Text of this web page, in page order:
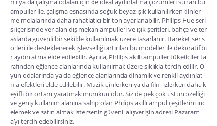
mı ya da çalışma odaları için de ideal aydınlatma çözümleri sunan bu
ampuller ile, çalışma esnasında soğuk beyaz ışık kullanılırken dinlen
me molalarında daha rahatlatıcı bir ton ayarlanabilir. Philips Hue seri
si içerisinde yer alan dış mekan ampulleri ve ışık şeritleri, bahçe ve ter
aslarda güvenli bir şekilde kullanılmak üzere tasarlanır. Hareket sens
örleri ile desteklenerek işlevselliği artırılan bu modeller ile dekoratif bi
r aydınlatma elde edilebilir. Ayrıca, Philips akıllı ampuller tüketiciler ta
rafından eğlence alanlarında kullanılmak üzere sıklıkla tercih edilir. O
yun odalarında ya da eğlence alanlarında dinamik ve renkli aydınlat
ma efektleri elde edilebilir. Müzik dinlerken ya da film izlerken daha k
eyifli bir ortam yaratmak mümkün olur. Siz de pek çok üstün özelliği
ve geniş kullanım alanına sahip olan Philips akıllı ampul çeşitlerini inc
elemek ve satın almak isterseniz güvenli alışverişin adresi Pazaram
a’yı tercih edebilirsiniz.